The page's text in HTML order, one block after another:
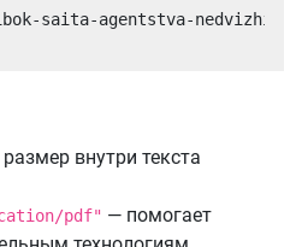
saita-agentstva-
внутри текста
pdf" — помогает